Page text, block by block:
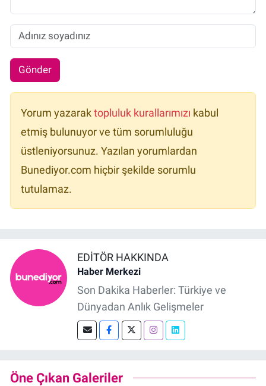
Gönder
Yorum yazarak topluluk kurallarımızı kabul
etmiş bulunuyor ve tüm sorumluluğu
üstleniyorsunuz. Yazılan yorumlardan
Bunediyor.com hiçbir şekilde sorumlu
tutulamaz.
EDITÖR HAKKINDA
Haber Merkezi
Son Dakika Haberler: Türkiye ve
Dünyadan Anlık Gelişmeler
Öne Çıkan Galeriler